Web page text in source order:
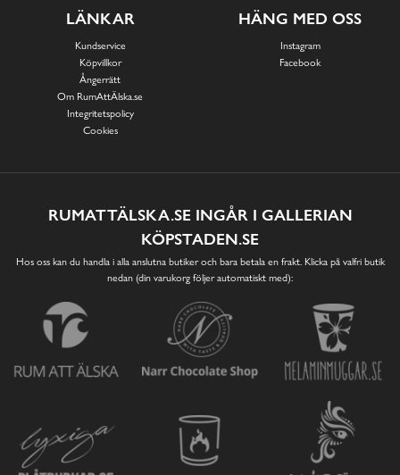
LÄNKAR
Kundservice
Köpvillkor
Ångerrätt
Om RumAttÄlska.se
Integritetspolicy
Cookies
HÄNG MED OSS
Instagram
Facebook
RUMATTÄLSKA.SE INGÅR I GALLERIAN
KÖPSTADEN.SE
Hos oss kan du handla i alla anslutna butiker och bara betala en frakt. Klicka på valfri butik
nedan (din varukorg följer automatiskt med):